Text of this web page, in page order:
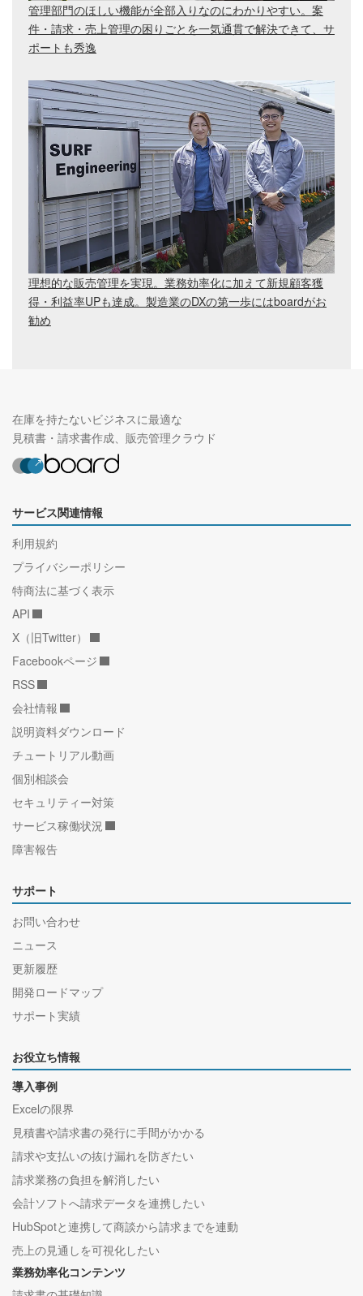
管理部門のほしい機能が全部入りなのにわかりやすい。案
件・請求・売上管理の困りごとを一気通貫で解決できて、サ
ポートも秀逸
理想的な販売管理を実現。業務効率化に加えて新規顧客獲
得・利益率UPも達成。製造業のDXの第一歩にはboardがお
勧め
在庫を持たないビジネスに最適な
見積書・請求書作成、販売管理クラウド
サービス関連情報
利用規約
プライバシーポリシー
特商法に基づく表示
API
X（旧Twitter）
Facebookページ
RSS
会社情報
説明資料ダウンロード
チュートリアル動画
個別相談会
セキュリティー対策
サービス稼働状況
障害報告
サポート
お問い合わせ
ニュース
更新履歴
開発ロードマップ
サポート実績
お役立ち情報
導入事例
Excelの限界
見積書や請求書の発行に手間がかかる
請求や支払いの抜け漏れを防ぎたい
請求業務の負担を解消したい
会計ソフトへ請求データを連携したい
HubSpotと連携して商談から請求までを連動
売上の見通しを可視化したい
業務効率化コンテンツ